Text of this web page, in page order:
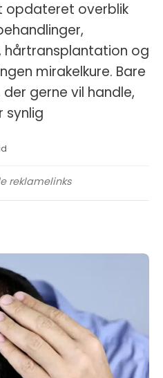
opdateret overblik
hårtransplantation og
mirakelkure. Bare
gerne vil handle,
synlig
·
reklamelinks